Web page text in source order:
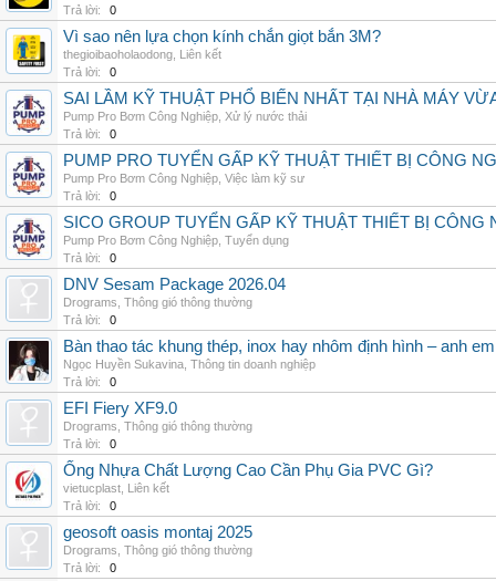
Trả lời:
0
Vì sao nên lựa chọn kính chắn giọt bắn 3M?
thegioibaoholaodong Liên kết
Trả lời:
0
SAI LẦM KỸ THUẬT PHỔ BIẾN NHẤT TẠI NHÀ MÁY
Pump Pro Bơm Công Nghiệp Xử lý nước thải
Trả lời:
0
PUMP PRO TUYỂN GẤP KỸ THUẬT THIẾT BỊ CÔNG
Pump Pro Bơm Công Nghiệp Việc làm kỹ sư
Trả lời:
0
SICO GROUP TUYỂN GẤP KỸ THUẬT THIẾT BỊ CÔNG
Pump Pro Bơm Công Nghiệp Tuyển dụng
Trả lời:
0
DNV Sesam Package 2026.04
Drograms Thông gió thông thường
Trả lời:
0
Bàn thao tác khung thép, inox hay nhôm định hình – anh
Ngọc Huyền Sukavina Thông tin doanh nghiệp
Trả lời:
0
EFI Fiery XF9.0
Drograms Thông gió thông thường
Trả lời:
0
Ống Nhựa Chất Lượng Cao Cần Phụ Gia PVC Gì?
vietucplast Liên kết
Trả lời:
0
geosoft oasis montaj 2025
Drograms Thông gió thông thường
Trả lời:
0